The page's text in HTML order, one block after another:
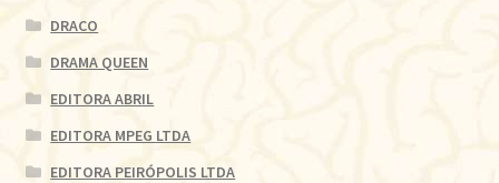
DRACO
DRAMA QUEEN
EDITORA ABRIL
EDITORA MPEG LTDA
EDITORA PEIRÓPOLIS LTDA